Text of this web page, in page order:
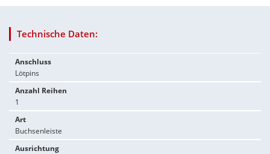
Technische Daten:
Anschluss
Lötpins
Anzahl Reihen
1
Art
Buchsenleiste
Ausrichtung